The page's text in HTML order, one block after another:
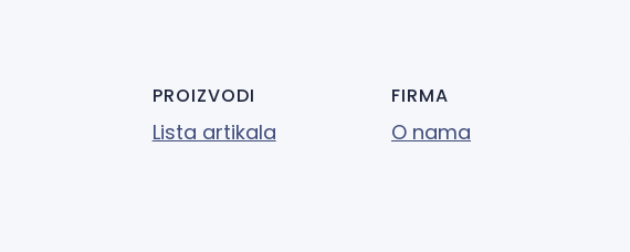
PROIZVODI
Lista artikala
FIRMA
O nama